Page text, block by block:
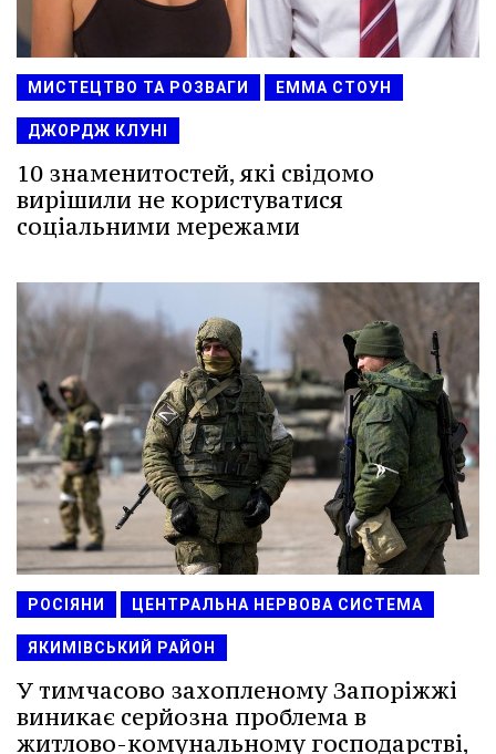
МИСТЕЦТВО ТА РОЗВАГИ ЕММА СТОУН
ДЖОРДЖ КЛУНІ
10 знаменитостей, які свідомо
вирішили не користуватися
соціальними мережами
РОСІЯНИ ЦЕНТРАЛЬНА НЕРВОВА СИСТЕМА
ЯКИМІВСЬКИЙ РАЙОН
У тимчасово захопленому Запоріжжі
виникає серйозна проблема в
житлово-комунальному господарстві,